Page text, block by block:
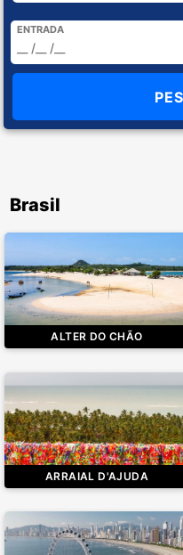
ENTRADA
Brasil
ALTER DO CHÃO
ARRAIAL D'AJUDA